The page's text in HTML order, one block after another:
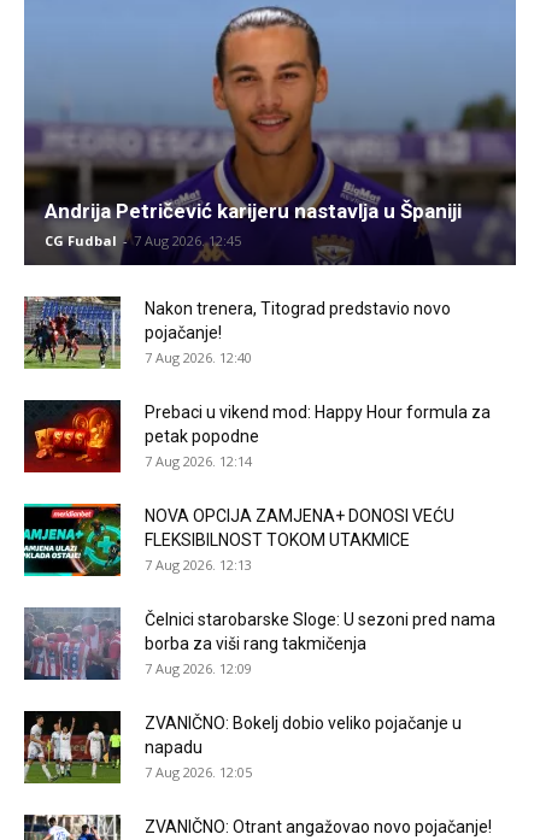
Andrija Petričević karijeru nastavlja u Španiji
CG Fudbal - 7 Aug 2026. 12:45
Nakon trenera, Titograd predstavio novo
pojačanje!
7 Aug 2026. 12:40
Prebaci u vikend mod: Happy Hour formula za
petak popodne
7 Aug 2026. 12:14
NOVA OPCIJA ZAMJENA+ DONOSI VEĆU
FLEKSIBILNOST TOKOM UTAKMICE
7 Aug 2026. 12:13
Čelnici starobarske Sloge: U sezoni pred nama
borba za viši rang takmičenja
7 Aug 2026. 12:09
ZVANIČNO: Bokelj dobio veliko pojačanje u
napadu
7 Aug 2026. 12:05
ZVANIČNO: Otrant angažovao novo pojačanje!